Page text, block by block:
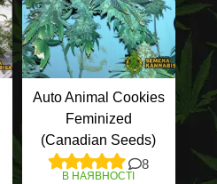
Auto Animal Cookies
Feminized
(Canadian Seeds)
8
В НАЯВНОСТІ